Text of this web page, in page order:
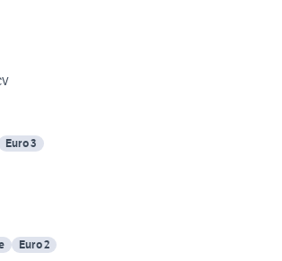
Euro 3
Euro 2